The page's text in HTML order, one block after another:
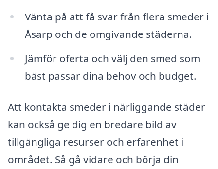
Vänta på att få svar från flera smeder i
Åsarp och de omgivande städerna.
Jämför oferta och välj den smed som
bäst passar dina behov och budget.
Att kontakta smeder i närliggande städer
kan också ge dig en bredare bild av
tillgängliga resurser och erfarenhet i
området. Så gå vidare och börja din